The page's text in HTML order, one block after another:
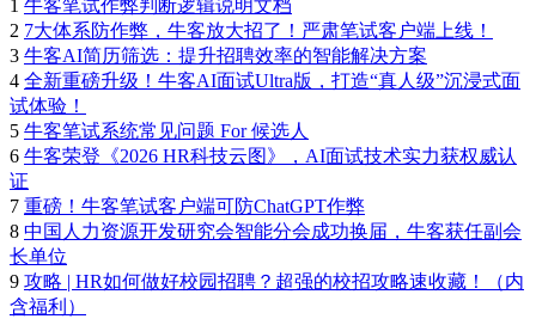
1 牛客笔试作弊判断逻辑说明文档
2 7大体系防作弊，牛客放大招了！严肃笔试客户端上线！
3 牛客AI简历筛选：提升招聘效率的智能解决方案
4 全新重磅升级！牛客AI面试Ultra版，打造“真人级”沉浸式面
试体验！
5 牛客笔试系统常见问题 For 候选人
6 牛客荣登《2026 HR科技云图》，AI面试技术实力获权威认
证
7 重磅！牛客笔试客户端可防ChatGPT作弊
8 中国人力资源开发研究会智能分会成功换届，牛客获任副会
长单位
9 攻略 | HR如何做好校园招聘？超强的校招攻略速收藏！（内
含福利）